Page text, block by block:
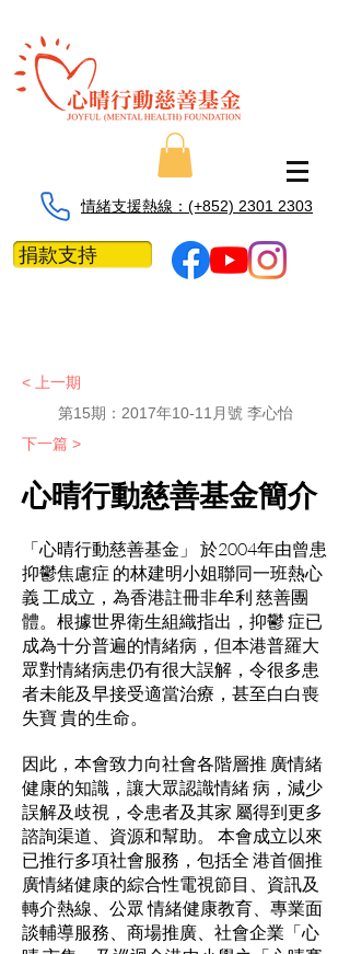
情緒支援熱線：​​(+852) 2301 2303
捐款支持
< 上一期
第15期：2017年10-11月號 李心怡
下一篇 >
心晴行動慈善基金簡介
「心晴行動慈善基金」 於2004年由曾患
抑鬱焦慮症 的林建明小姐聯同一班熱心
義 工成立，為香港註冊非牟利 慈善團
體。根據世界衛生組織指出，抑鬱 症已
成為十分普遍的情緒病，但本港普羅大
眾對情緒病患仍有很大誤解，令很多患
者未能及早接受適當治療，甚至白白喪
失寶 貴的生命。
因此，本會致力向社會各階層推 廣情緒
健康的知識，讓大眾認識情緒 病，減少
誤解及歧視，令患者及其家 屬得到更多
諮詢渠道、資源和幫助。 本會成立以來
已推行多項社會服務，包括全 港首個推
廣情緒健康的綜合性電視節目、資訊及
轉介熱線、公眾 情緒健康教育、專業面
談輔導服務、商場推廣、社會企業「心